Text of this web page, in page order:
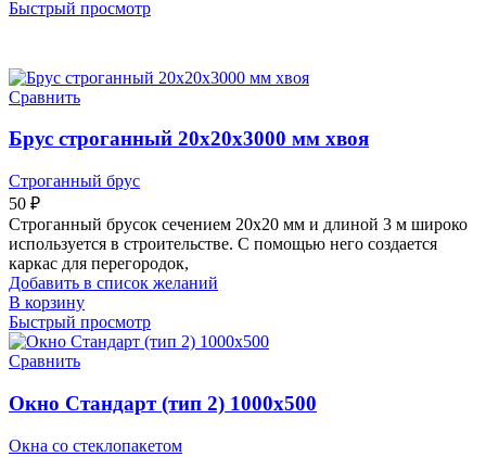
Быстрый просмотр
Сравнить
Брус строганный 20х20х3000 мм хвоя
Строганный брус
50 ₽
Строганный брусок сечением 20х20 мм и длиной 3 м широко
используется в строительстве. С помощью него создается
каркас для перегородок,
Добавить в список желаний
В корзину
Быстрый просмотр
Сравнить
Окно Стандарт (тип 2) 1000х500
Окна со стеклопакетом